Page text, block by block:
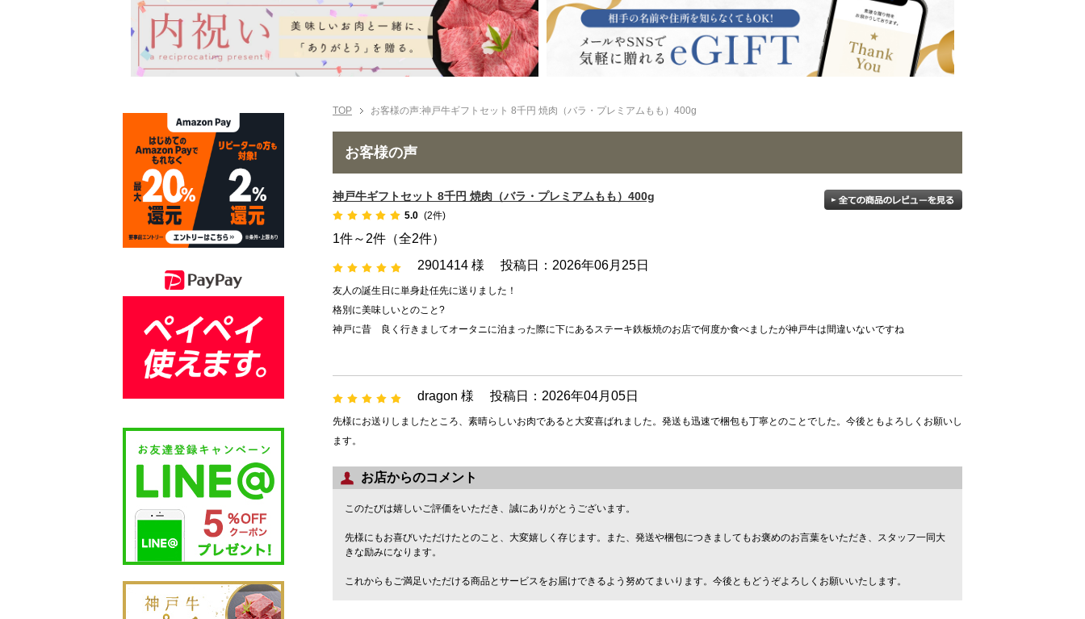
TOP お客様の声:神戸牛ギフトセット 8千円 焼肉（バラ・プレミアムもも）400g
お客様の声
神戸牛ギフトセット 8千円 焼肉（バラ・プレミアムもも）400g
5.0 (2件)
1件～2件（全2件）
2901414 様
投稿日：2026年06月25日
友人の誕生日に単身赴任先に送りました！
格別に美味しいとのこと?
神戸に昔 良く行きましてオータニに泊まった際に下にあるステーキ鉄板焼のお店で何度か食べましたが神戸牛は間違いないですね
dragon 様 投稿日：2026年04月05日
先様にお送りしましたところ、素晴らしいお肉であると大変喜ばれました。発送も迅速で梱包も丁寧とのことでした。今後ともよろしくお願いし
ます。
お店からのコメント
このたびは嬉しいご評価をいただき、誠にありがとうございます。
先様にもお喜びいただけたとのこと、大変嬉しく存じます。また、発送や梱包につきましてもお褒めのお言葉をいただき、スタッフ一同大
きな励みになります。
これからもご満足いただける商品とサービスをお届けできるよう努めてまいります。今後ともどうぞよろしくお願いいたします。